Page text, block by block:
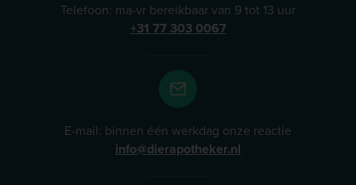
Telefoon: ma-vr bereikbaar van 9 tot 13 uur
+31 77 303 0067
E-mail: binnen één werkdag onze reactie
info@dierapotheker.nl